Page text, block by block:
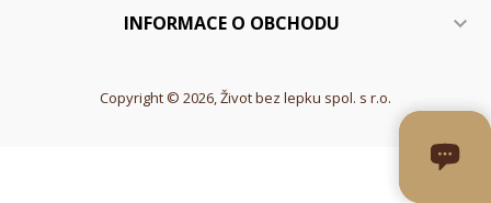
INFORMACE O OBCHODU 
Copyright © 2026, Život bez lepku spol. s r.o.